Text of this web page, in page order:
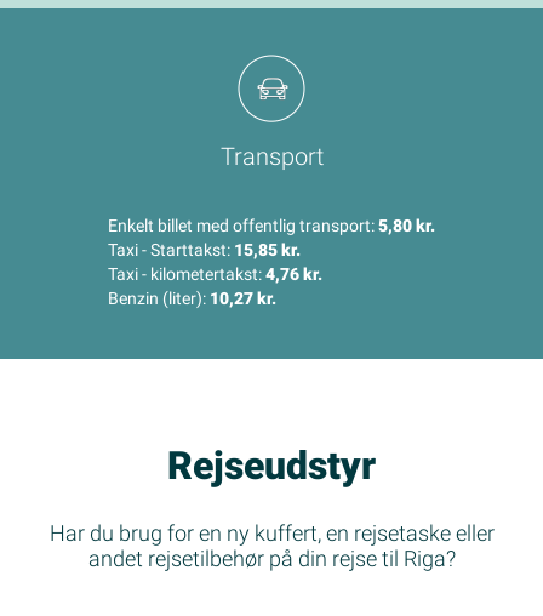
Transport
Enkelt billet med offentlig transport:5,80 kr.
Taxi - Starttakst: 15,85 kr.
Taxi - kilometertakst:4,76 kr.
Benzin (liter): 10,27 kr.
Rejseudstyr
Har du brug for en ny kuffert, en rejsetaske eller
andet rejsetilbehør på din rejse til Riga?